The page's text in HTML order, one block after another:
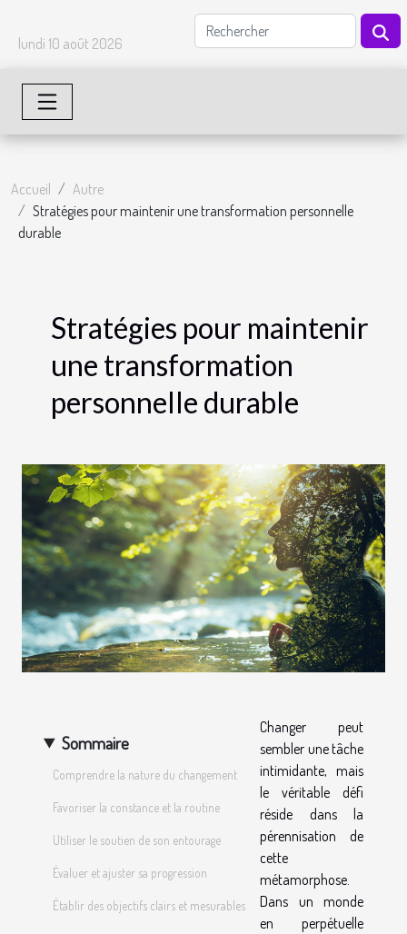
lundi 10 août 2026
Accueil
Autre
Stratégies pour maintenir une transformation personnelle
durable
Stratégies pour maintenir
une transformation
personnelle durable
Sommaire
Comprendre la nature du changement
Favoriser la constance et la routine
Utiliser le soutien de son entourage
Évaluer et ajuster sa progression
Établir des objectifs clairs et mesurables
Changer peut
sembler une tâche
intimidante, mais
le véritable défi
réside dans la
pérennisation de
cette
métamorphose.
Dans un monde
en perpétuelle